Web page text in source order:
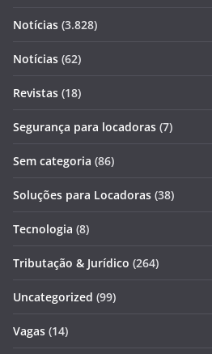
Notícias (3.828)
Notícias (62)
Revistas (18)
Segurança para locadoras (7)
Sem categoria (86)
Soluções para Locadoras (38)
Tecnologia (8)
Tributação & Jurídico (264)
Uncategorized (99)
Vagas (14)